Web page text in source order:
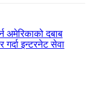
अमेरिकाको दबाब
इन्टरनेट सेवा